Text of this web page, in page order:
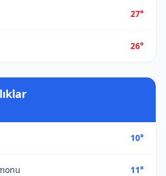
27°
26°
10°
11°